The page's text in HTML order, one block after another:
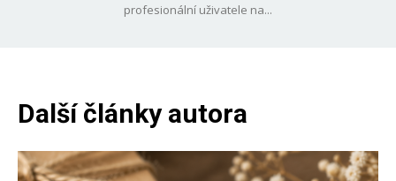
profesionální uživatele na...
Další články autora